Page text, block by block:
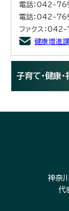
電話：042-
電話：042-
ファクス：
健康増進
子育て・健康・
神奈
代